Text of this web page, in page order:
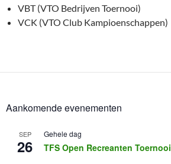
VBT (VTO Bedrijven Toernooi)
VCK (VTO Club Kampioenschappen)
Aankomende evenementen
SEP
26
Gehele dag
TFS Open Recreanten Toernooi